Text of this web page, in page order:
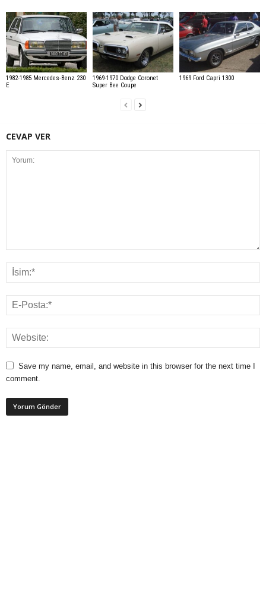
1982-1985 Mercedes-Benz 230
E
1969-1970 Dodge Coronet
Super Bee Coupe
1969 Ford Capri 1300
CEVAP VER
Save my name, email, and website in this browser for the next time I
comment.